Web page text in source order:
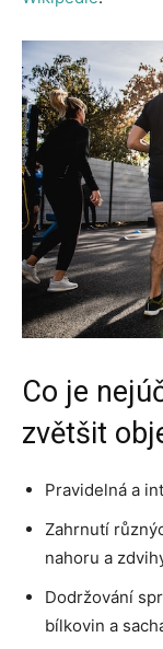
Co je
zvětšit
Pravidelná a
Zahrnutí
nahoru a
Dodržování
bílkovin a